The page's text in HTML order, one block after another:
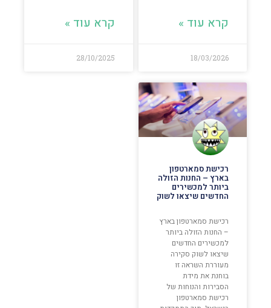
קרא עוד »
18/03/2026
קרא עוד »
28/10/2025
רכישת סמארטפון
בארץ – החנות הזולה
ביותר למכשירים
החדשים שיצאו לשוק
רכישת סמארטפון בארץ
– החנות הזולה ביותר
למכשירים החדשים
שיצאו לשוק סקירה
מעוררת השראה זו
בוחנת את מידת
הסבירות והנוחות של
רכישת סמארטפון